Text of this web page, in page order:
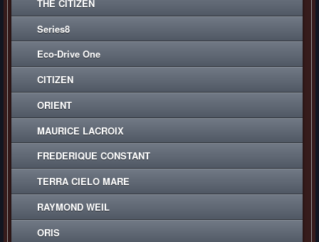
THE CITIZEN
Series8
Eco-Drive One
CITIZEN
ORIENT
MAURICE LACROIX
FREDERIQUE CONSTANT
TERRA CIELO MARE
RAYMOND WEIL
ORIS